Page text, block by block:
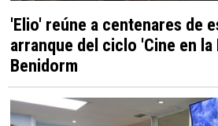
'Elio' reúne a centenares de
arranque del ciclo 'Cine en la
Benidorm